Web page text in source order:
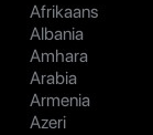
Afrikaans
Albania
Amhara
Arabia
Armenia
Azeri